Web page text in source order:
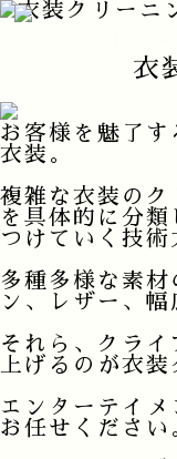
衣
お客様を魅了す
衣装。
複雑な衣装のク
を具体的に分
つけていく技術
多種多様な素材
ン、レザー、幅
それら、クラ
上げるのが衣
エンターテイメ
お任せください